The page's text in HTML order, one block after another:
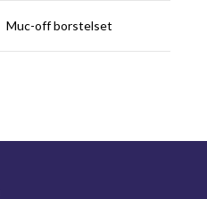
Muc-off borstelset